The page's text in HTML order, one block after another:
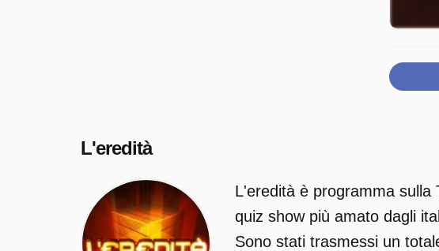
L'eredità
L'eredità è programma sulla
quiz show più amato dagli
Sono stati trasmessi un